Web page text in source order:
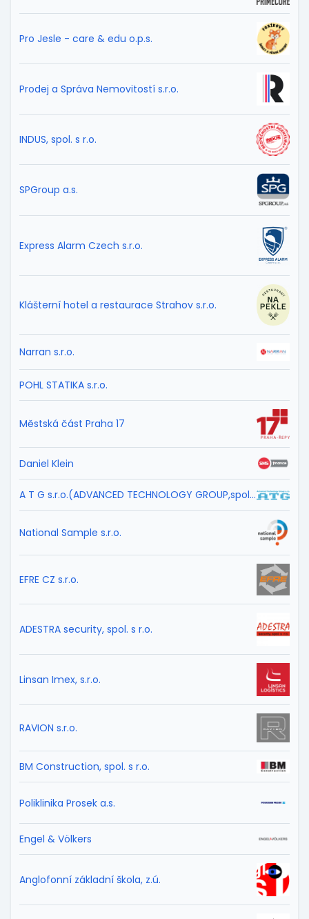
Pro Jesle - care & edu o.p.s.
Prodej a Správa Nemovitostí s.r.o.
INDUS, spol. s r.o.
SPGroup a.s.
Express Alarm Czech s.r.o.
Klášterní hotel a restaurace Strahov s.r.o.
Narran s.r.o.
POHL STATIKA s.r.o.
Městská část Praha 17
Daniel Klein
A T G s.r.o.(ADVANCED TECHNOLOGY GROUP,spol.s r.o.)
National Sample s.r.o.
EFRE CZ s.r.o.
ADESTRA security, spol. s r.o.
Linsan Imex, s.r.o.
RAVION s.r.o.
BM Construction, spol. s r.o.
Poliklinika Prosek a.s.
Engel & Völkers
Anglofonní základní škola, z.ú.